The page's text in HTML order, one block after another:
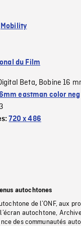
Mobility
du Film
Beta, Bobine 16
eastman color neg
720 x 486
autochtones
de l’ONF, aux
autochtone,
des communautés